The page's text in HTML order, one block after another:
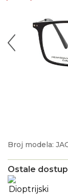
Broj modela:
Ostale